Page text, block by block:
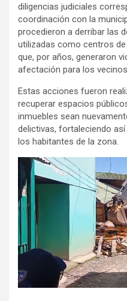
diligencias judiciales
coordinación con la
procedieron a derribar las
utilizadas como centros
que, por años, generaron
afectación para los
Estas acciones fueron
recuperar espacios
inmuebles sean
delictivas, fortaleciendo
los habitantes de la zona.